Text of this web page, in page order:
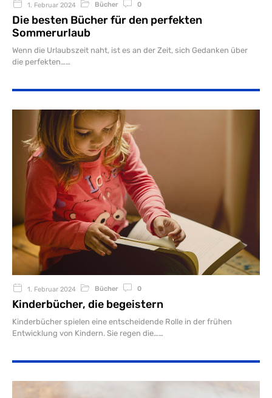
1. Februar 2024 Bücher 0
Die besten Bücher für den perfekten
Sommerurlaub
Wenn die Urlaubszeit naht, ist es an der Zeit, sich Gedanken über
die perfekten…
1. Februar 2024 Bücher 0
Kinderbücher, die begeistern
Kinderbücher spielen eine entscheidende Rolle in der frühen
Entwicklung von Kindern. Sie regen die…